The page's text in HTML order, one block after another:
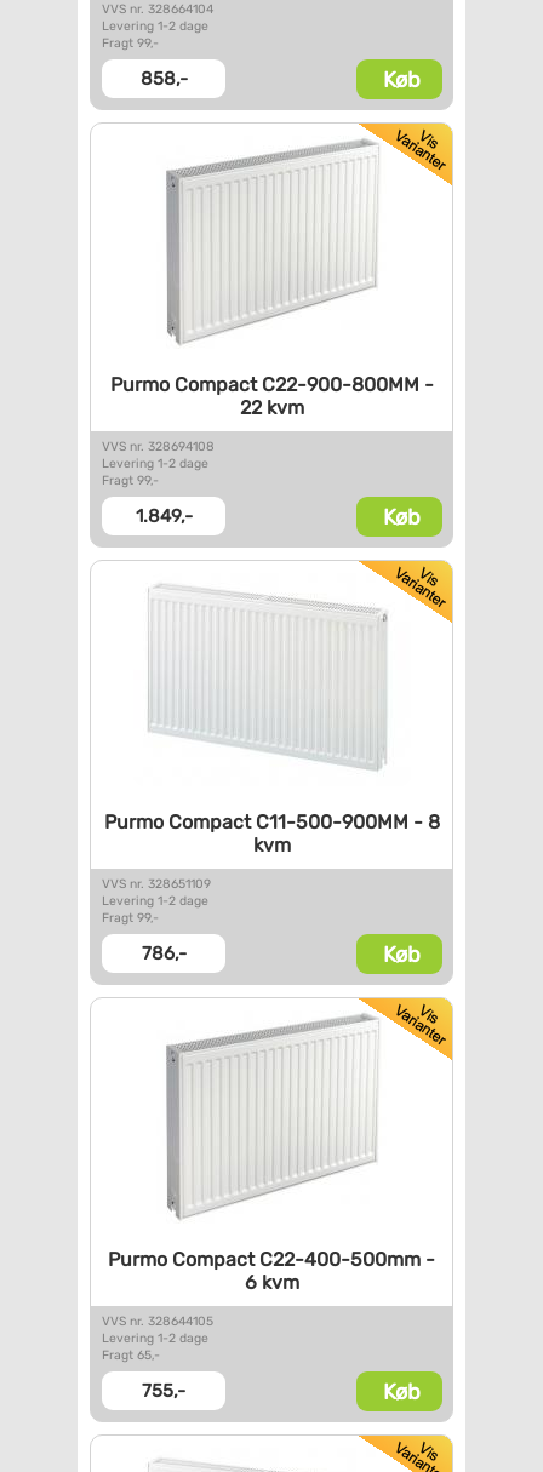
VVS nr. 328664104
Levering 1-2 dage
Fragt 99,-
858,- Køb
Purmo Compact C22-900-800MM -
22 kvm
VVS nr. 328694108
Levering 1-2 dage
Fragt 99,-
1.849,- Køb
Purmo Compact C11-500-900MM -8
kvm
VVS nr. 328651109
Levering 1-2 dage
Fragt 99,-
786,- Køb
Purmo Compact C22-400-500mm -
6 kvm
VVS nr. 328644105
Levering 1-2 dage
Fragt 65,-
755,- Køb